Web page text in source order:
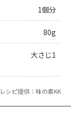
1個分
80g
大さじ1
レシピ提供：味の素KK